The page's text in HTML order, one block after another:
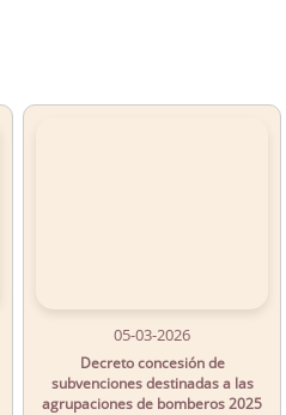
05-03-2026
Decreto concesión de
subvenciones destinadas a las
agrupaciones de bomberos 2025